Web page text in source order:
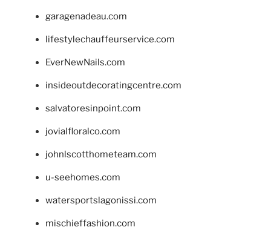
garagenadeau.com
lifestylechauffeurservice.com
EverNewNails.com
insideoutdecoratingcentre.com
salvatoresinpoint.com
jovialfloralco.com
johnlscotthometeam.com
u-seehomes.com
watersportslagonissi.com
mischieffashion.com